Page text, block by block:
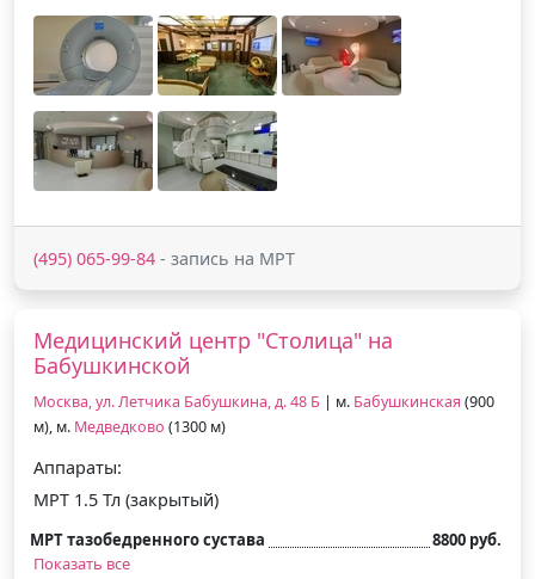
(495) 065-99-84 - запись на МРТ
Медицинский центр "Столица" на
Бабушкинской
Москва, ул. Летчика Бабушкина, д. 48 Б | м. Бабушкинская (900
м), м. Медведково (1300 м)
Аппараты:
МРТ 1.5 Тл (закрытый)
МРТ тазобедренного сустава
8800 руб.
Показать все